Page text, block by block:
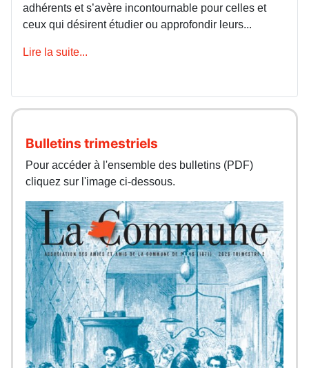
adhérents et s’avère incontournable pour celles et
ceux qui désirent étudier ou approfondir leurs...
Lire la suite...
Bulletins trimestriels
Pour accéder à l'ensemble des bulletins (PDF)
cliquez sur l'image ci-dessous.